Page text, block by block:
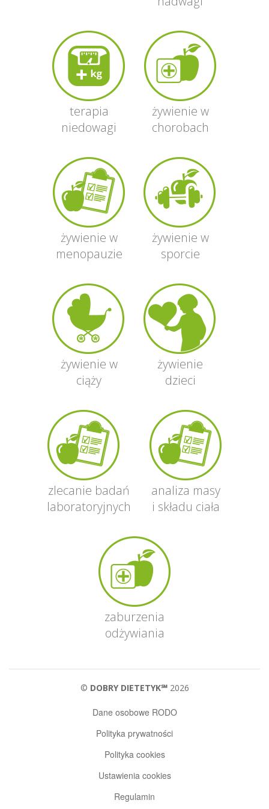
terapia
niedowagi
żywienie w
chorobach
żywienie w
menopauzie
żywienie w
sporcie
żywienie w
ciąży
żywienie
dzieci
zlecanie badań
laboratoryjnych
analiza masy
i składu ciała
zaburzenia
odżywiania
© DOBRY DIETETYK℠2026
Dane osobowe RODO
Polityka prywatności
Polityka cookies
Ustawienia cookies
Regulamin